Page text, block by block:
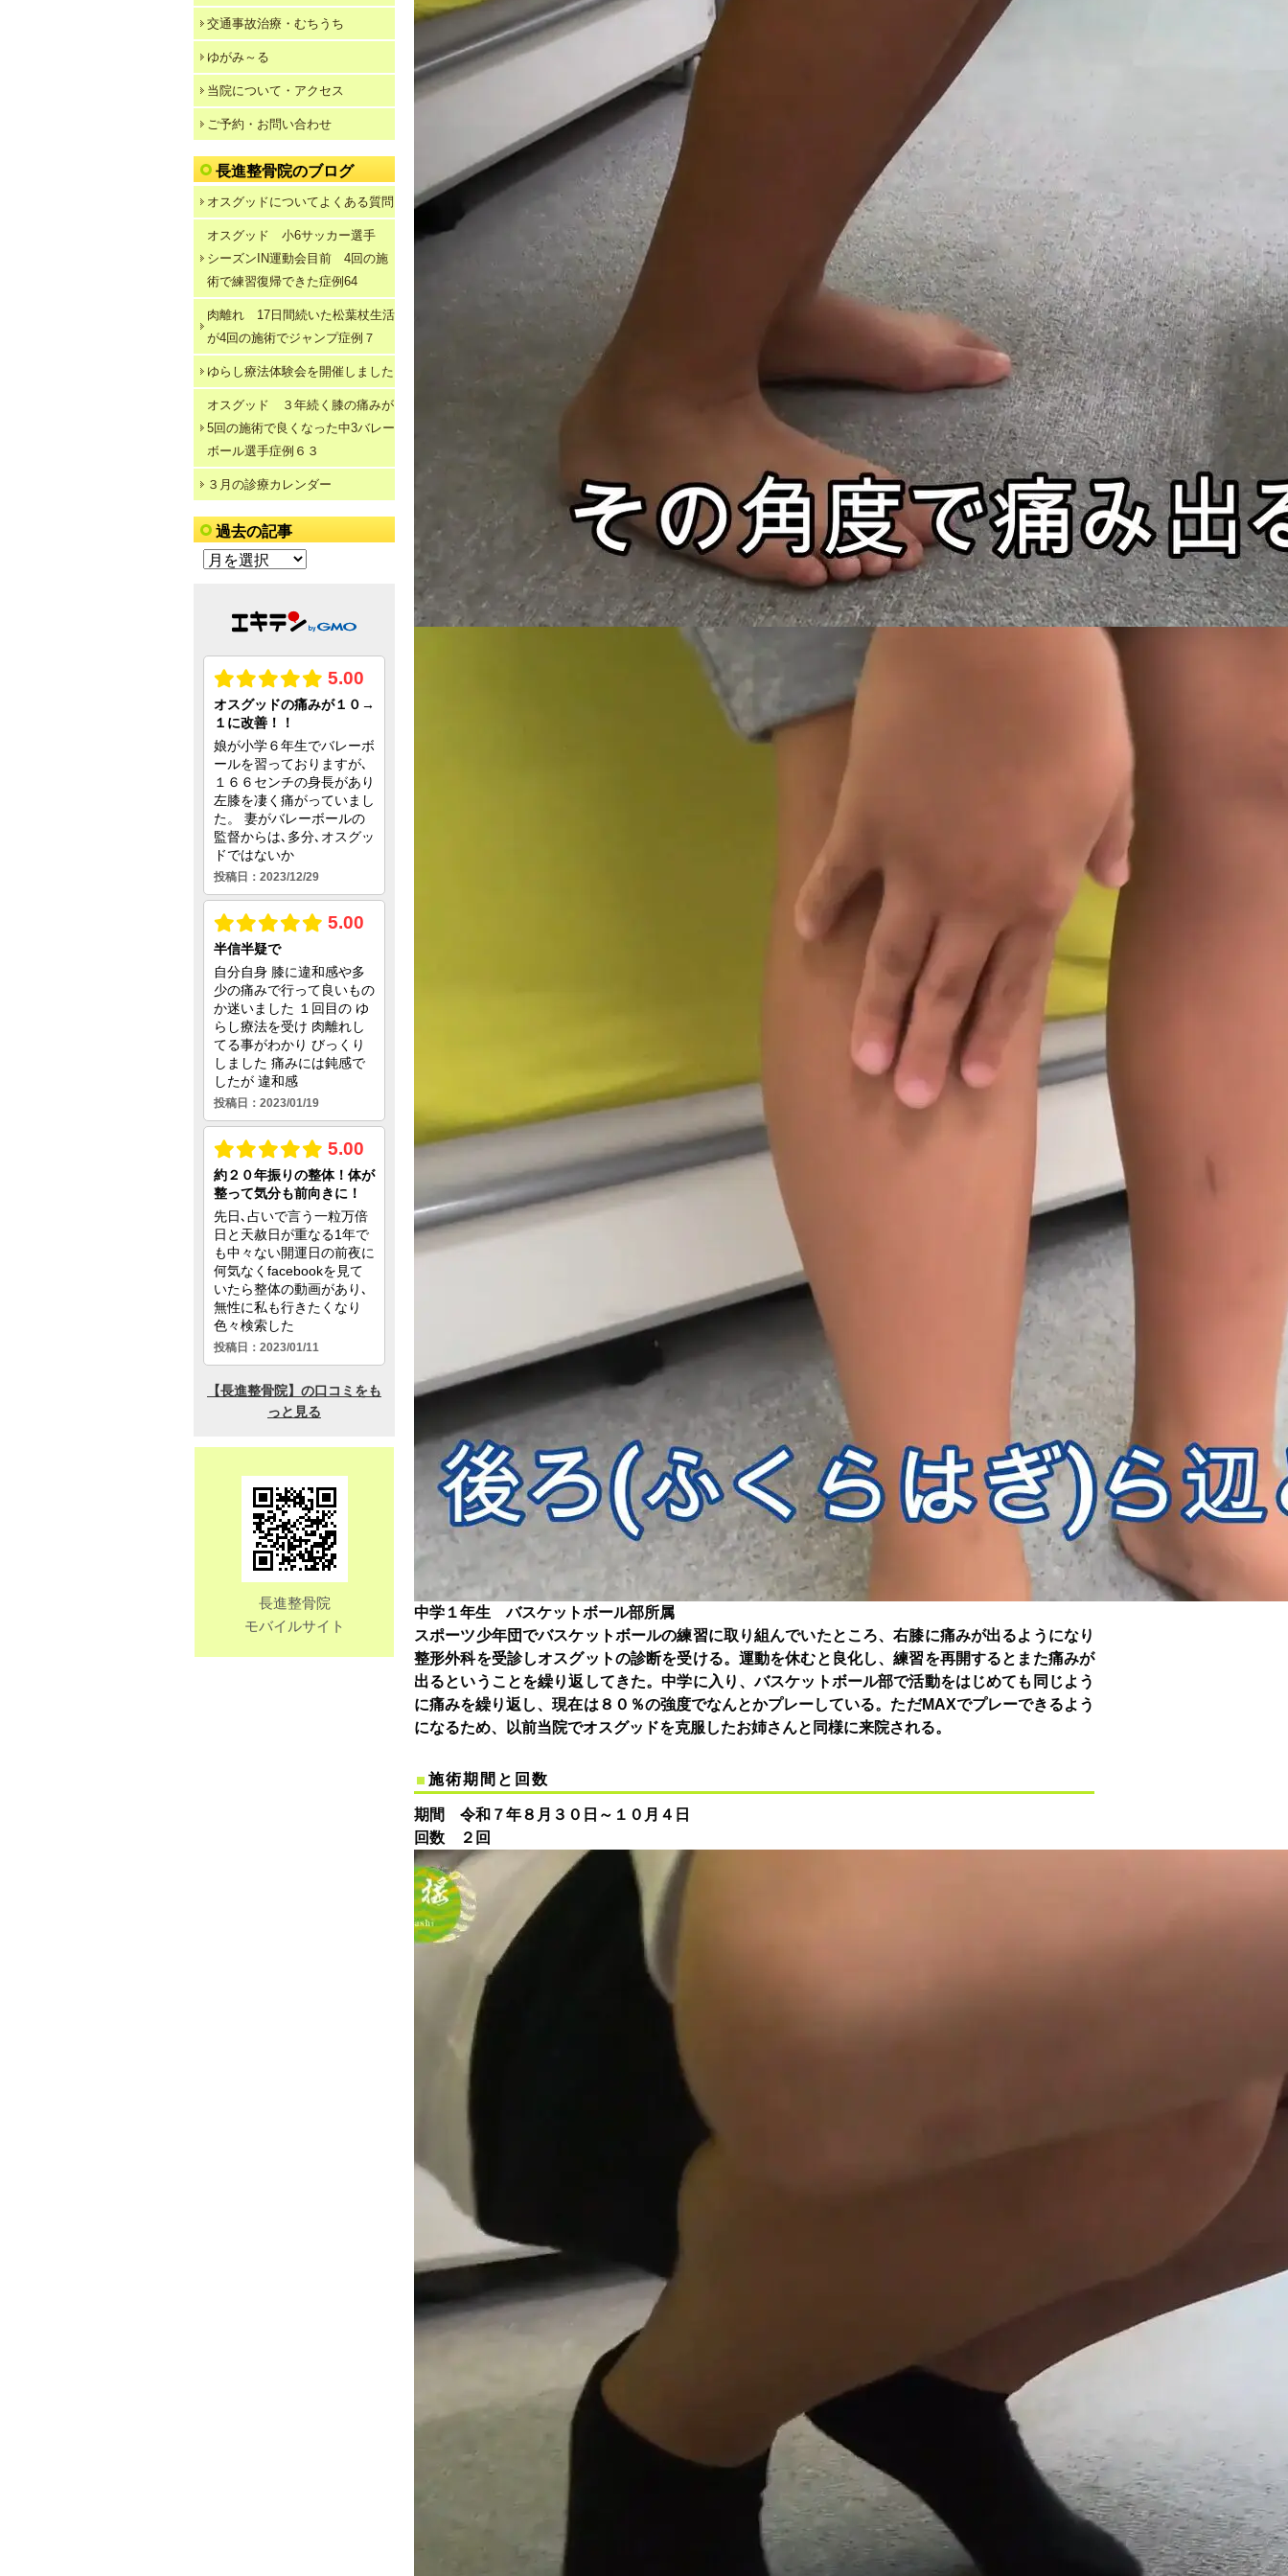
中学１年生 バスケットボール部所属
スポーツ少年団でバスケットボールの練習に取り組んでいたところ、右膝に痛みが出るようになり
整形外科を受診しオスグットの診断を受ける。運動を休むと良化し、練習を再開するとまた痛みが
出るということを繰り返してきた。中学に入り、バスケットボール部で活動をはじめても同じよう
に痛みを繰り返し、現在は８０％の強度でなんとかプレーしている。ただMAXでプレーできるよう
になるため、以前当院でオスグッドを克服したお姉さんと同様に来院される。
施術期間と回数
期間 令和７年８月３０日～１０月４日
回数 ２回
交通事故治療・むちうち
ゆがみ～る
当院について・アクセス
ご予約・お問い合わせ
長進整骨院のブログ
オスグッドについてよくある質問
オスグッド 小6サッカー選手
シーズンIN運動会目前 4回の施
術で練習復帰できた症例64
肉離れ 17日間続いた松葉杖生活
が4回の施術でジャンプ症例７
ゆらし療法体験会を開催しました
オスグッド ３年続く膝の痛みが
5回の施術で良くなった中3バレー
ボール選手症例６３
３月の診療カレンダー
過去の記事
長進整骨院
モバイルサイト